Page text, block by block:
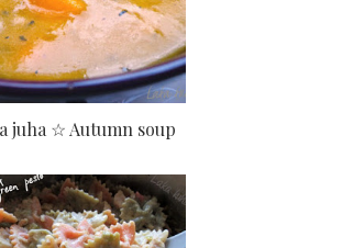
juha ☆ Autumn soup